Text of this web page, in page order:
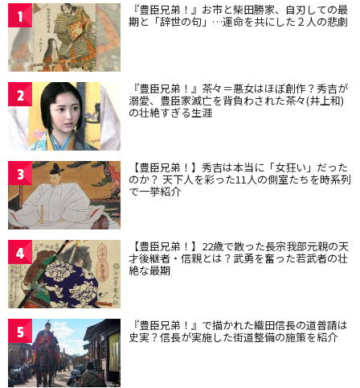
1 『豊臣兄弟！』お市と柴田勝家、自刃しての最
期と「辞世の句」…運命を共にした２人の悲劇
2 『豊臣兄弟！』茶々＝悪女はほぼ創作？秀吉が
溺愛、豊臣家滅亡を背負わされた茶々(井上和)
の壮絶すぎる生涯
3 【豊臣兄弟！】秀吉は本当に「女狂い」だった
のか？ 天下人を彩った11人の側室たちを時系列
で一挙紹介
4 【豊臣兄弟！】22歳で散った長宗我部元親の天
才後継者・信親とは？武勇を奮った若武者の壮
絶な最期
5 『豊臣兄弟！』で描かれた織田信長の道普請は
史実？信長が実施した街道整備の施策を紹介